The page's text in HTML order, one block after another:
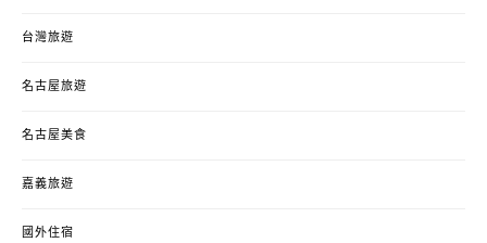
台灣旅遊
名古屋旅遊
名古屋美食
嘉義旅遊
國外住宿